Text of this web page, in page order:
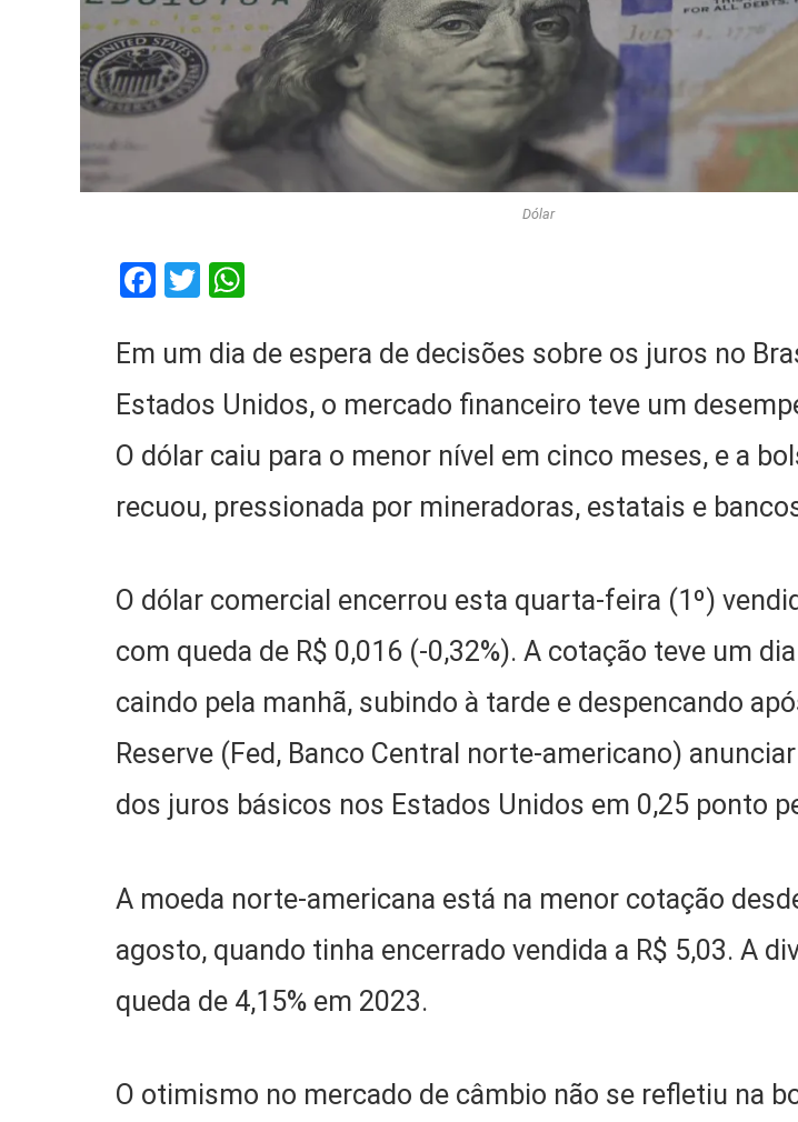
Dólar
Facebook
Twitter
Em um dia de espera de decisões sobre os juros no
Estados Unidos, o mercado financeiro teve um
O dólar caiu para o menor nível em cinco meses, e a
recuou, pressionada por mineradoras, estatais e
O dólar comercial encerrou esta quarta-feira (1º)
com queda de R$ 0,016 (-0,32%). A cotação teve um
caindo pela manhã, subindo à tarde e despencando
Reserve (Fed, Banco Central norte-americano)
dos juros básicos nos Estados Unidos em 0,25 ponto
A moeda norte-americana está na menor cotação
agosto, quando tinha encerrado vendida a R$ 5,03. A
queda de 4,15% em 2023.
O otimismo no mercado de câmbio não se refletiu na